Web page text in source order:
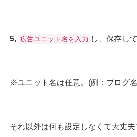
5, 広告ユニット名を入力 し、保存し
※ユニット名は任意。(例：ブログ
それ以外は何も設定しなくて大丈夫